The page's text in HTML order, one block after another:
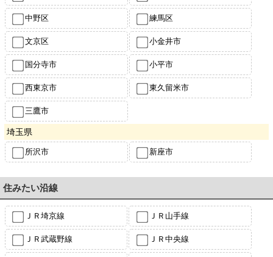
中野区 練馬区
文京区 小金井市
国分寺市 小平市
西東京市 東久留米市
三鷹市
埼玉県
所沢市 新座市
住みたい沿線
ＪＲ埼京線 ＪＲ山手線
ＪＲ武蔵野線 ＪＲ中央線